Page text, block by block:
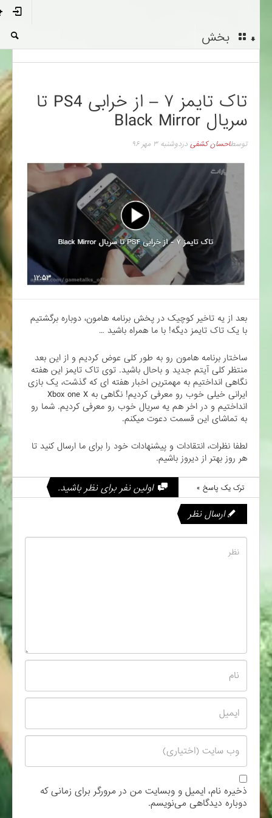
بخش
تاک تایمز ۷ – از خرابی PS4 تا
سریال Black Mirror
توسطاحسان کشفیدردوشنبه ۳ مهر ۹۶
بعد از یه تاخیر کوچیک در پخش برنامه هامون، دوباره برگشتیم
با یک تاک تایمز دیگه! با ما همراه باشید …
ساختار برنامه هامون رو به طور کلی عوض کردیم و از این بعد
منتظر کلی آیتم جدید و باحال باشید. توی تاک تایمز این هفته
نگاهی انداختیم به مهمترین اخبار هفته ای که گذشت، یک بازی
ایرانی خیلی خوب رو معرفی کردیم! نگاهی به Xbox one X
انداختیم و در اخر هم یه سریال خوب رو معرفی کردیم. شما رو
به تماشای این قسمت دعوت میکنم.
لطفا نظرات، انتقادات و پیشنهادات خود را برای ما ارسال کنید تا
هر روز بهتر از دیروز باشیم.
اولین نفر برای نظر باشید. ترک یک پاسخ »
ارسال نظر
ذخیره نام، ایمیل و وبسایت من در مرورگر برای زمانی که
دوباره دیدگاهی می‌نویسم.